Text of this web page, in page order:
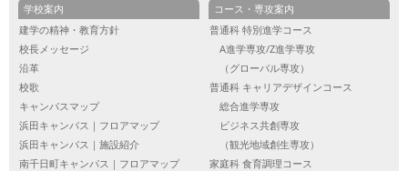
学校案内
建学の精神・教育方針
校長メッセージ
沿革
校歌
キャンパスマップ
浜田キャンパス｜フロアマップ
浜田キャンパス｜施設紹介
南千日町キャンパス｜フロアマップ
コース・専攻案内
普通科 特別進学コース
A進学専攻/Z進学専攻
（グローバル専攻）
普通科 キャリアデザインコース
総合進学専攻
ビジネス共創専攻
（観光地域創生専攻）
家庭科 食育調理コース